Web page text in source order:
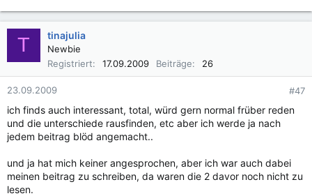
T tinajulia
Newbie
Registriert
17.09.2009 Beiträge 26
23.09.2009 #47
ich finds auch interessant, total, würd gern normal früber reden
und die unterschiede rausfinden, etc aber ich werde ja nach
jedem beitrag blöd angemacht..
und ja hat mich keiner angesprochen, aber ich war auch dabei
meinen beitrag zu schreiben, da waren die 2 davor noch nicht zu
lesen.